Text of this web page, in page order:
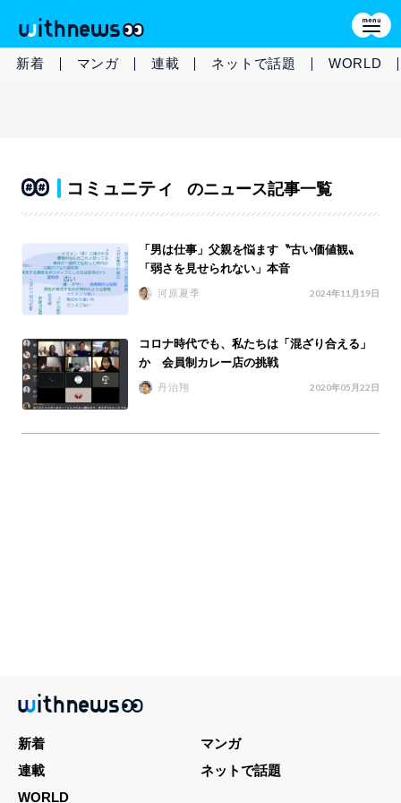
新着 マンガ 連載 ネットで話題 WORLD
コミュニティ のニュース記事一覧
「男は仕事」父親を悩ます〝古い価値観〟
「弱さを見せられない」本音
河原夏季 2024年11月19日
コロナ時代でも、私たちは「混ざり合える」
か 会員制カレー店の挑戦
丹治翔 2020年05月22日
新着
マンガ
連載
ネットで話題
WORLD